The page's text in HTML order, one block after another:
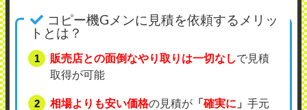
コピー機Gメンに見積を依頼するメリッ
トとは？
販売店との面倒なやり取りは一切なしで見積
取得が可能
相場よりも安い価格の見積が 「確実に 」 手元